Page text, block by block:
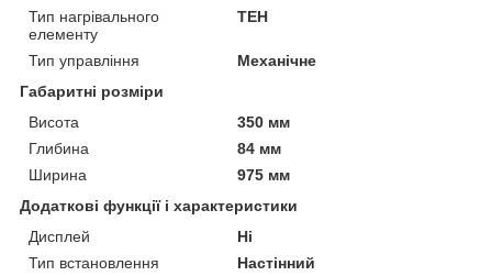
Тип нагрівального
елементу
ТЕН
Тип управління
Механічне
Габаритні розміри
Висота
350 мм
Глибина
84 мм
Ширина
975 мм
Додаткові функції і характеристики
Дисплей
Ні
Тип встановлення
Настінний